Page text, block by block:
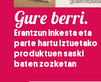
Gure berri.
Erantzun inkesta eta
parte hartu Iztuetako
produktuen saski
baten zozketan